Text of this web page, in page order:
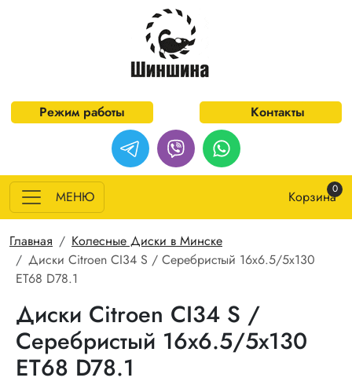
Перейти к основному содержанию
Режим работы Контакты
МЕНЮ Корзина0
Строка навигации
Главная
Колесные Диски в Минске
Диски Citroen CI34 S / Серебристый 16x6.5/5x130
ET68 D78.1
Диски Citroen CI34 S /
Серебристый 16x6.5/5x130
ET68 D78.1